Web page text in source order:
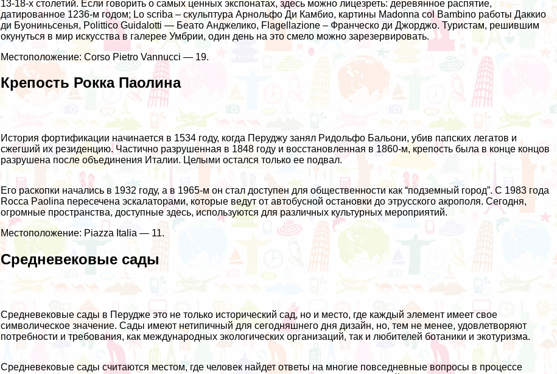
13-18-х столетий. Если говорить о самых ценных экспонатах, здесь можно лицезреть: деревянное распятие,
датированное 1236-м годом; Lo scriba – скульптура Арнольфо Ди Камбио, картины Madonna col Bambino работы Даккио
ди Буониньсенья, Polittico Guidalotti — Беато Анджелико, Flagellazione – Франческо ди Джорджо. Туристам, решившим
окунуться в мир искусства в галерее Умбрии, один день на это смело можно зарезервировать.
Местоположение: Corso Pietro Vannucci — 19.
Крепость Рокка Паолина
История фортификации начинается в 1534 году, когда Перуджу занял Ридольфо Бальони, убив папских легатов и
сжегший их резиденцию. Частично разрушенная в 1848 году и восстановленная в 1860-м, крепость была в конце концов
разрушена после объединения Италии. Целыми остался только ее подвал.
Его раскопки начались в 1932 году, а в 1965-м он стал доступен для общественности как “подземный город”. С 1983 года
Rocca Paolina пересечена эскалаторами, которые ведут от автобусной остановки до этрусского акрополя. Сегодня,
огромные пространства, доступные здесь, используются для различных культурных мероприятий.
Местоположение: Piazza Italia — 11.
Средневековые сады
Средневековые сады в Перудже это не только исторический сад, но и место, где каждый элемент имеет свое
символическое значение. Сады имеют нетипичный для сегодняшнего дня дизайн, но, тем не менее, удовлетворяют
потребности и требования, как международных экологических организаций, так и любителей ботаники и экотуризма.
Средневековые сады считаются местом, где человек найдет ответы на многие повседневные вопросы в процессе